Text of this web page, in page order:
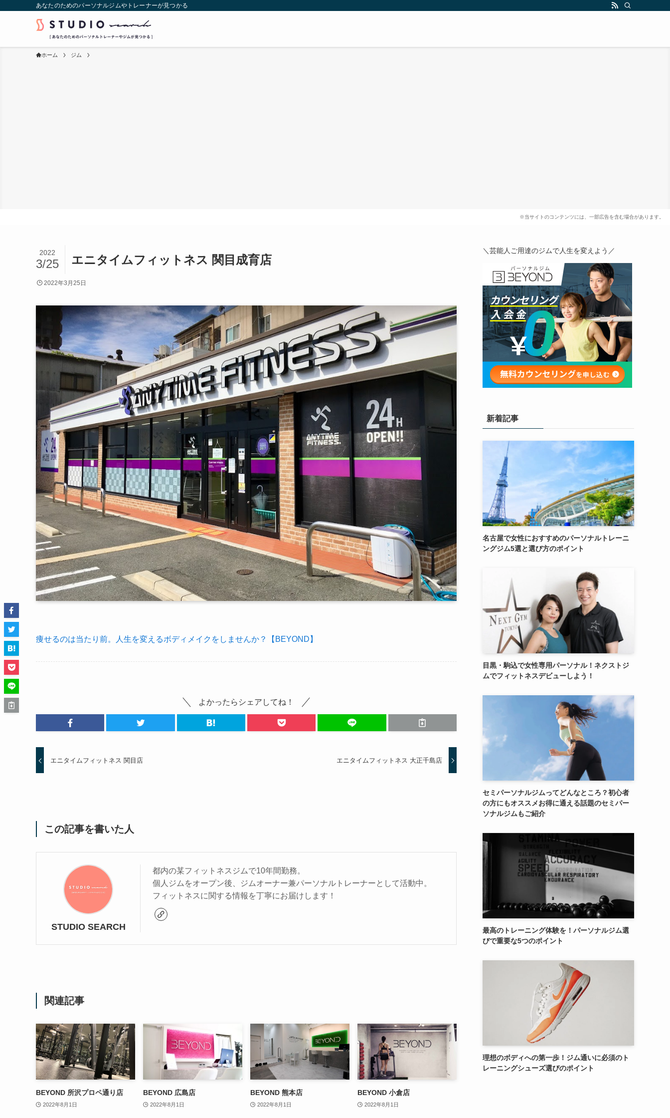
あなたのためのパーソナルジムやトレーナーが見つかる
ホーム ジム
エニタイムフィットネス 関目成育店
2022
3/25
2022年3月25日
痩せるのは当たり前。人生を変えるボディメイクをしませんか？【BEYOND】
よかったらシェアしてね！
エニタイムフィットネス 関目店 エニタイムフィットネス 大正千島店
この記事を書いた人
STUDIO SEARCH
都内の某フィットネスジムで10年間勤務。
個人ジムをオープン後、ジムオーナー兼パーソナルトレーナーとして活動中。
フィットネスに関する情報を丁寧にお届けします！
関連記事
BEYOND 所沢プロペ通り店
2022年8月1日
BEYOND 広島店
2022年8月1日
BEYOND 熊本店
2022年8月1日
BEYOND 小倉店
2022年8月1日
＼芸能人ご用達のジムで人生を変えよう／
新着記事
名古屋で女性におすすめのパーソナルトレーニ
ングジム5選と選び方のポイント
目黒・駒込で女性専用パーソナル！ネクストジ
ムでフィットネスデビューしよう！
セミパーソナルジムってどんなところ？初心者
の方にもオススメお得に通える話題のセミパー
ソナルジムもご紹介
最高のトレーニング体験を！パーソナルジム選
びで重要な5つのポイント
理想のボディへの第一歩！ジム通いに必須のト
レーニングシューズ選びのポイント